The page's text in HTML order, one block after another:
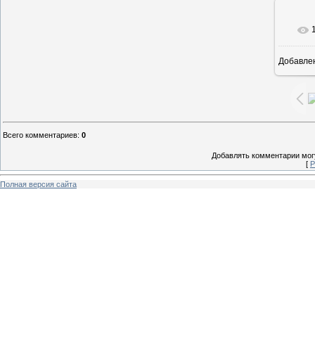
Всего комментариев: 0
Добавлять комментарии
[
Полная версия сайта